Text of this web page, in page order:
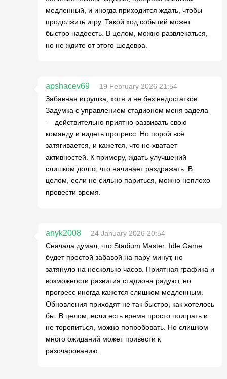
медленный, и иногда приходится ждать, чтобы
продолжить игру. Такой ход событий может
быстро надоесть. В целом, можно развлекаться,
но не ждите от этого шедевра.
apshacev69
19 February 2026 21:54
Забавная игрушка, хотя и не без недостатков.
Задумка с управлением стадионом меня задела
— действительно приятно развивать свою
команду и видеть прогресс. Но порой всё
затягивается, и кажется, что не хватает
активностей. К примеру, ждать улучшений
слишком долго, что начинает раздражать. В
целом, если не сильно париться, можно неплохо
провести время.
anyk2008
24 January 2026 20:54
Сначала думал, что Stadium Master: Idle Game
будет простой забавой на пару минут, но
затянуло на несколько часов. Приятная графика и
возможности развития стадиона радуют, но
прогресс иногда кажется слишком медленным.
Обновления приходят не так быстро, как хотелось
бы. В целом, если есть время просто поиграть и
не торопиться, можно попробовать. Но слишком
много ожиданий может привести к
разочарованию.